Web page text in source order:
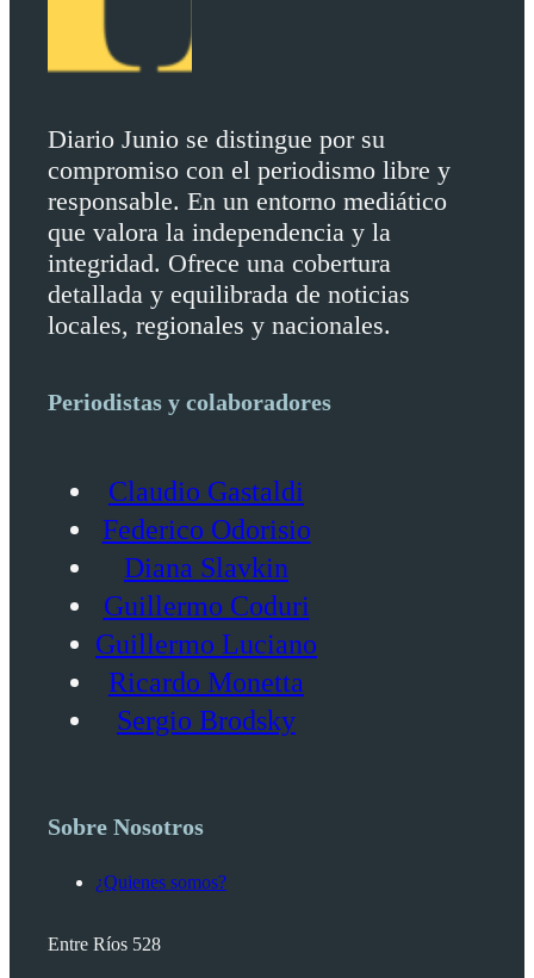
Diario Junio se distingue por su
compromiso con el periodismo libre y
responsable. En un entorno mediático
que valora la independencia y la
integridad. Ofrece una cobertura
detallada y equilibrada de noticias
locales, regionales y nacionales.
Periodistas y colaboradores
Claudio Gastaldi
Federico Odorisio
Diana Slavkin
Guillermo Coduri
Guillermo Luciano
Ricardo Monetta
Sergio Brodsky
Sobre Nosotros
¿Quienes somos?
Entre Ríos 528